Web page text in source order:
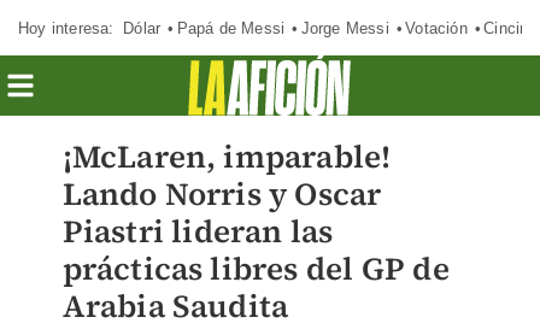
Hoy interesa: Dólar Papá de Messi Jorge Messi Votación
¡McLaren, imparable!
Lando Norris y Oscar
Piastri lideran las
prácticas libres del GP de
Arabia Saudita